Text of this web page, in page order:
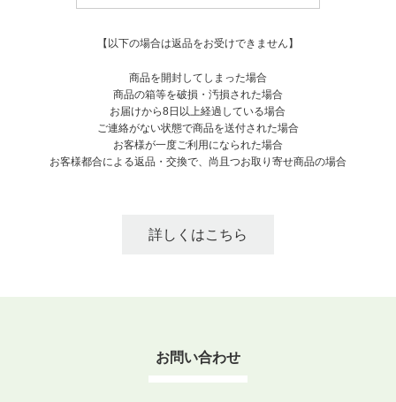
【以下の場合は返品をお受けできません】
商品を開封してしまった場合
商品の箱等を破損・汚損された場合
お届けから8日以上経過している場合
ご連絡がない状態で商品を送付された場合
お客様が一度ご利用になられた場合
お客様都合による返品・交換で、尚且つお取り寄せ商品の場合
詳しくはこちら
お問い合わせ